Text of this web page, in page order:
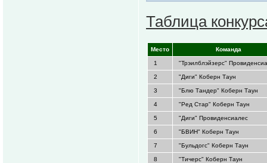
Таблица
Место Команда
1 "Трэилблэйзерс"
2 "Диги" Коберн Таун
3 "Блю Тандер" Коберн Таун
4 "Ред Стар" Коберн Таун
5 "Диги" Провиденсиалес
6 "БВИН" Коберн Таун
7 "Бульдогс" Коберн Таун
8 "Тичерс" Коберн Таун